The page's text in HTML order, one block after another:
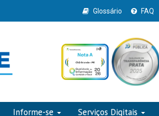
Glossário FAQ
Informe-se Serviços Digitais